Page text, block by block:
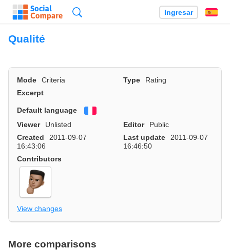
Ingresar
Qualité
Mode Criteria Type
Rating
Excerpt
Default language
Viewer
Unlisted Editor
Public
Created
2011-09-07
16:43:06
Last update
2011-09-07
16:46:50
Contributors
View changes
More comparisons